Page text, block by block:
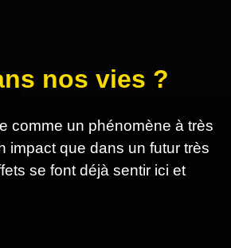
nos vies ?
comme un phénomène à très
impact que dans un futur très
se font déjà sentir ici et